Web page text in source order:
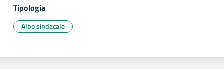
Tipologia
Albo sindacale